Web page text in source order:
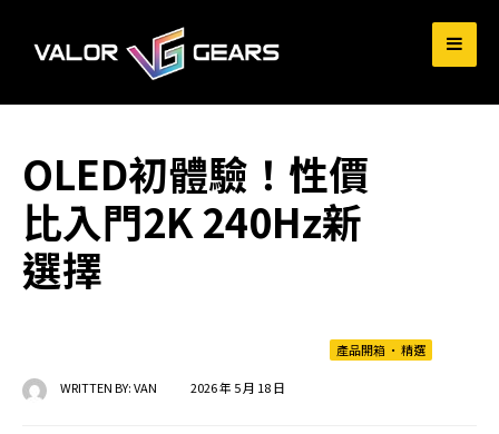
OLED初體驗！性價
比入門2K 240Hz新
選擇
產品開箱 • 精選
WRITTEN BY:VAN 2026 年 5 月 18 日